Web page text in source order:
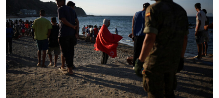
abo
genossenschaft
epaper login